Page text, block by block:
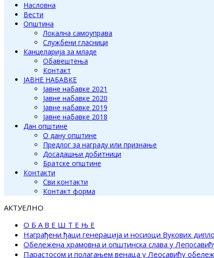
Насловна
Вести
Општина
Локална самоуправа
Службени гласници
Канцеларија за младе
Обавештења
Контакт
ЈАВНЕ НАБАВКЕ
Јавне набавке 2021
Јавне набавке 2020
Јавне набавке 2019
Јавне набавке 2018
Дан општине
О дану општине
Предлог за награду или признање
Досадашњи добитници
Братске општине
Контакти
Сви контакти
Контакт форма
АКТУЕЛНО
О Б А В Е Ш Т Е Њ Е
Награђени ђаци генерација и носиоци Вукових
Обележена храмовна и општинска слава у
Парастосом и полагањем венаца у Леосавићу